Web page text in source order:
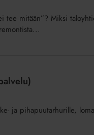
tee mitään”? Miksi
ja pihapuutarhurille,